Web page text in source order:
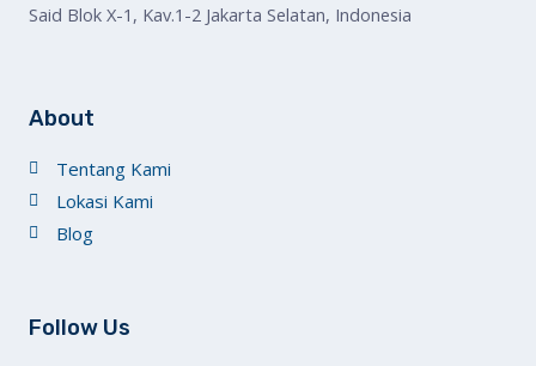
Said Blok X-1, Kav.1-2 Jakarta Selatan, Indonesia
About
Tentang Kami
Lokasi Kami
Blog
Follow Us